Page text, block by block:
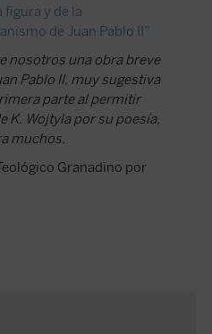
figura y de la
de Juan Pablo II”
nosotros una obra breve
Pablo II, muy sugestiva
parte al permitir
K. Wojtyla por su poesía,
muchos.
Granadino por